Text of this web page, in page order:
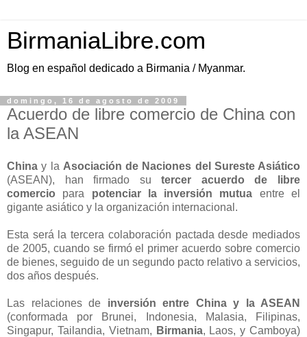
BirmaniaLibre.com
Blog en español dedicado a Birmania / Myanmar.
domingo, 16 de agosto de 2009
Acuerdo de libre comercio de China con
la ASEAN
China y la Asociación de Naciones del Sureste Asiático
(ASEAN), han firmado sutercer acuerdo de libre
comercio para potenciar la inversión mutua entre el
gigante asiático y la organización internacional.
Esta será la tercera colaboración pactada desde mediados
de 2005, cuando se firmó el primer acuerdo sobre comercio
de bienes, seguido de un segundo pacto relativo a servicios,
dos años después.
Las relaciones de inversión entre China y la ASEAN
(conformada por Brunei, Indonesia, Malasia, Filipinas,
Singapur, Tailandia, Vietnam, Birmania, Laos, y Camboya)